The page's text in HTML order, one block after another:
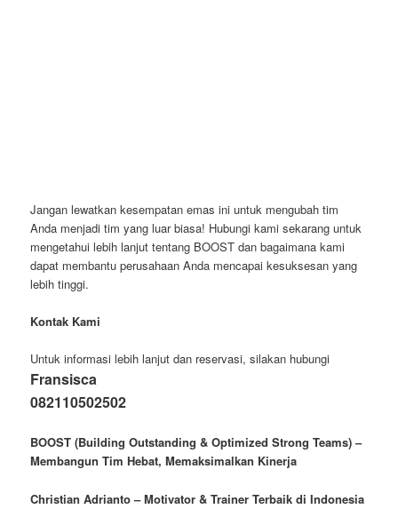
Jangan lewatkan kesempatan emas ini untuk mengubah tim
Anda menjadi tim yang luar biasa! Hubungi kami sekarang untuk
mengetahui lebih lanjut tentang BOOST dan bagaimana kami
dapat membantu perusahaan Anda mencapai kesuksesan yang
lebih tinggi.
Kontak Kami
Untuk informasi lebih lanjut dan reservasi, silakan hubungi
Fransisca
082110502502
BOOST (Building Outstanding & Optimized Strong Teams) –
Membangun Tim Hebat, Memaksimalkan Kinerja
Christian Adrianto – Motivator & Trainer Terbaik di Indonesia